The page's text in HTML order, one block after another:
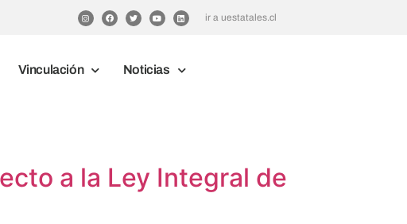
ir a uestatales.cl
Vinculación Noticias
a la Ley Integral de